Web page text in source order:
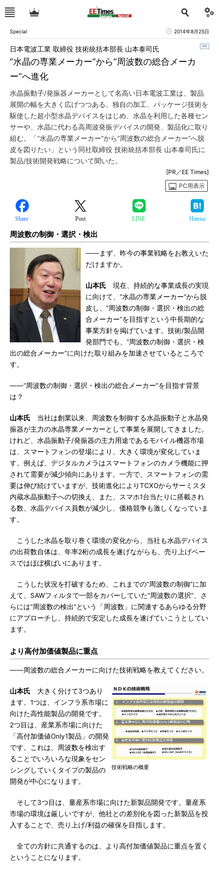
Special 2014年8月25日
“水晶の専業メーカー”から“周波数の総合メーカ
ー”へ進化
日本電波工業 取締役 技術統括本部長 山本泰司氏
水晶振動子/発振器メーカーとして名高い日本電波工業は、製品
展開の幅を大きく広げつつある。独自の加工、パッケージ技術を
駆使した超小型水晶デバイスをはじめ、水晶を利用した各種セン
サーや、水晶に代わる高周波発振デバイスの開発、製品化に取り
組む。「“水晶の専業メーカー”から“周波数の総合メーカー”へ脱
皮を図りたい」という同社取締役 技術統括本部長 山本泰司氏に
製品/技術開発戦略について聞いた。
[PR／EE Times]
PC用表示
Share Post LINE Hatena
周波数の制御・選択・検出
――まず、昨今の事業戦略をお教えいた
だけますか。
山本氏 現在、持続的な事業成長の実現
に向けて、“水晶の専業メーカー”から脱
皮し、“周波数の制御・選択・検出の総
合メーカー”を目指すという中長期的な
事業方針を掲げています。技術/製品開
発部門でも、“周波数の制御・選択・検
出の総合メーカー”に向けた取り組みを加速させているところで
す。
――“周波数の制御・選択・検出の総合メーカー”を目指す背景
は？
山本氏 当社は創業以来、周波数を制御する水晶振動子と水晶発
振器が主力の水晶専業メーカーとして事業を展開してきました。
けれど、水晶振動子/発振器の主力用途であるモバイル機器市場
は、スマートフォンの登場により、大きく環境が変化していま
す。例えば、デジタルカメラはスマートフォンのカメラ機能に押
されて需要が減少傾向にあります。一方で、スマートフォンの需
要は伸び続けていますが、技術進化によりTCXOからサーミスタ
内蔵水晶振動子への切換え、また、スマホ1台当たりに搭載され
る数、水晶デバイス員数が減少し、価格競争も激しくなっていま
す。
こうした水晶を取り巻く環境の変化から、当社も水晶デバイス
の出荷数自体は、年率2桁の成長を遂げながらも、売り上げベー
スではほぼ横ばいにあります。
こうした状況を打破するため、これまでの“周波数の制御”に加
えて、SAWフィルタで一部をカバーしていた“周波数の選択”、さ
らには“周波数の検出”という「周波数」に関連するあらゆる分野
にアプローチし、持続的で安定した成長を遂げていこうとしてい
ます。
より高付加価値製品に重点
――周波数の総合メーカーに向けた技術戦略を教えてください。
技術戦略の概要
山本氏 大きく分けて3つあり
ます。1つは、インフラ系市場に
向けた高性能製品の開発です。
2つ目は、産業系市場に向けた
「高付加価値Only1製品」の開発
です。これは、周波数を検出す
ることでいろいろな現象をセン
シングしていくタイプの製品の
開発が中心になります。
そして3つ目は、量産系市場に向けた新製品開発です。量産系
市場の環境は厳しいですが、他社との差別化を図った新製品を投
入することで、売り上げ/利益の確保を目指します。
全ての方針に共通するのは、より高付加価値製品に重点を置く
ということになります。